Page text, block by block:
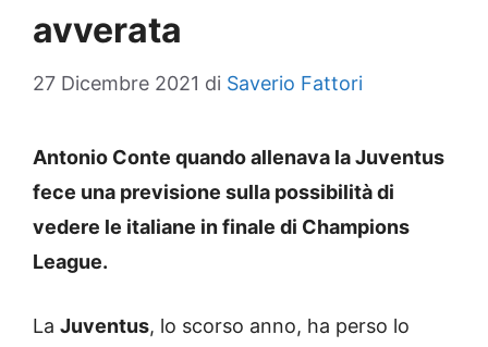
avverata
27 Dicembre 2021 di Saverio Fattori
Antonio Conte quando allenava la Juventus
fece una previsione sulla possibilità di
vedere le italiane in finale di Champions
League.
La Juventus, lo scorso anno, ha perso lo